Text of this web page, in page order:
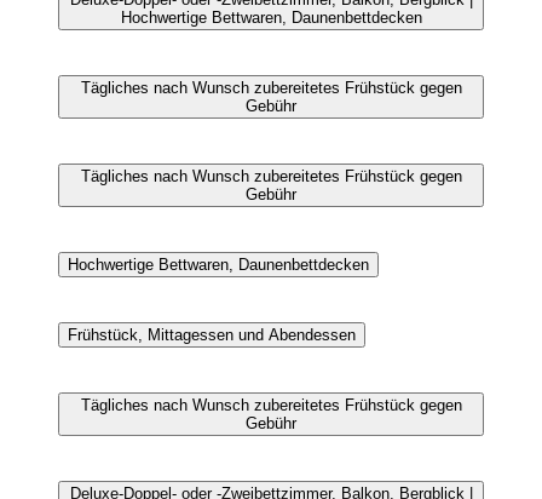
Hochwertige Bettwaren, Daunenbettdecken
Tägliches nach Wunsch zubereitetes Frühstück gegen
Gebühr
Tägliches nach Wunsch zubereitetes Frühstück gegen
Gebühr
Hochwertige Bettwaren, Daunenbettdecken
Frühstück, Mittagessen und Abendessen
Tägliches nach Wunsch zubereitetes Frühstück gegen
Gebühr
Deluxe-Doppel- oder -Zweibettzimmer, Balkon, Bergblick |